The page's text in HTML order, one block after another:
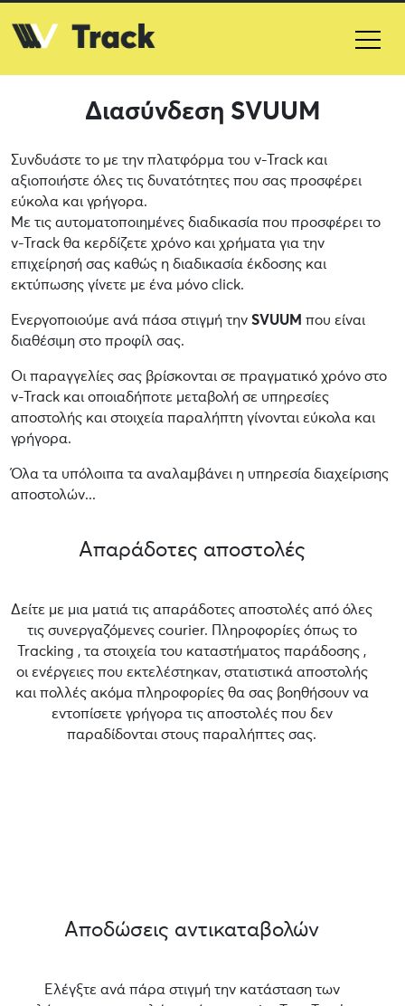
Διασύνδεση SVUUM
Συνδυάστε το με την πλατφόρμα του v-Track και
αξιοποιήστε όλες τις δυνατότητες που σας προσφέρει
εύκολα και γρήγορα.
Με τις αυτοματοποιημένες διαδικασία που προσφέρει το
v-Track θα κερδίζετε χρόνο και χρήματα για την
επιχείρησή σας καθώς η διαδικασία έκδοσης και
εκτύπωσης γίνετε με ένα μόνο click.
Ενεργοποιούμε ανά πάσα στιγμή την SVUUM που είναι
διαθέσιμη στο προφίλ σας.
Οι παραγγελίες σας βρίσκονται σε πραγματικό χρόνο στο
v-Track και οποιαδήποτε μεταβολή σε υπηρεσίες
αποστολής και στοιχεία παραλήπτη γίνονται εύκολα και
γρήγορα.
Όλα τα υπόλοιπα τα αναλαμβάνει η υπηρεσία διαχείρισης
αποστολών...
Απαράδοτες αποστολές
Δείτε με μια ματιά τις απαράδοτες αποστολές από όλες
τις συνεργαζόμενες courier. Πληροφορίες όπως το
Tracking , τα στοιχεία του καταστήματος παράδοσης ,
οι ενέργειες που εκτελέστηκαν, στατιστικά αποστολής
και πολλές ακόμα πληροφορίες θα σας βοηθήσουν να
εντοπίσετε γρήγορα τις αποστολές που δεν
παραδίδονται στους παραλήπτες σας.
Αποδώσεις αντικαταβολών
Ελέγξτε ανά πάρα στιγμή την κατάσταση των